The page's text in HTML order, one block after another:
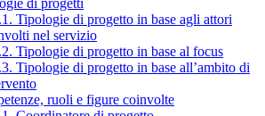
di progetti
Tipologie di progetto in base agli attori
nel servizio
Tipologie di progetto in base al focus
Tipologie di progetto in base all’ambito di
ruoli e figure coinvolte